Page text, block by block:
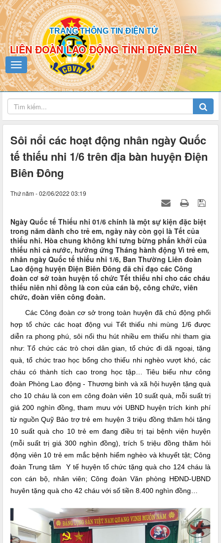
TRANG THÔNG TIN ĐIỆN TỬ
LIÊN ĐOÀN LAO ĐỘNG TỈNH ĐIỆN BIÊN
Sôi nổi các hoạt động nhân ngày Quốc
tế thiếu nhi 1/6 trên địa bàn huyện Điện
Biên Đông
Thứ năm - 02/06/2022 03:19
Ngày Quốc tế Thiếu nhi 01/6 chính là một sự kiện đặc biệt
trong năm dành cho trẻ em, ngày này còn gọi là Tết của
thiếu nhi. Hòa chung không khí tưng bừng phấn khởi của
thiếu nhi cả nước, hưởng ứng Tháng hành động Vì trẻ em,
nhân ngày Quốc tế thiếu nhi 1/6, Ban Thường Liên đoàn
Lao động huyện Điện Biên Đông đã chỉ đạo các Công
đoàn cơ sở toàn huyện tổ chức Tết thiếu nhi cho các cháu
thiếu niên nhi đồng là con của cán bộ, công chức, viên
chức, đoàn viên công đoàn.
Các Công đoàn cơ sở trong toàn huyện đã chủ động phối
hợp tổ chức các hoạt động vui Tết thiếu nhi mùng 1/6 được
diễn ra phong phú, sôi nổi thu hút nhiều em thiếu nhi tham gia
như: Tổ chức các trò chơi dân gian, tổ chức đi dã ngoại, tặng
quà, tổ chức trao học bổng cho thiếu nhi nghèo vượt khó, các
cháu có thành tích cao trong học tập… Tiêu biểu như công
đoàn Phòng Lao động - Thương binh và xã hội huyện tặng quà
cho 10 cháu là con em công đoàn viên 10 suất quà, mỗi suất trị
giá 200 nghìn đồng, tham mưu với UBND huyện trích kinh phí
từ nguồn Quỹ Bảo trợ trẻ em huyện 3 triệu đồng thăm hỏi tặng
10 suất quà cho 10 trẻ em đang điều trị tại bệnh viện huyện
(mỗi suất trị giá 300 nghìn đồng), trích 5 triệu đồng thăm hỏi
động viên 10 trẻ em mắc bệnh hiểm nghèo và khuyết tật; Công
đoàn Trung tâm Y tế huyện tổ chức tặng quà cho 124 cháu là
con cán bộ, nhân viên; Công đoàn Văn phòng HĐND-UBND
huyên tặng quà cho 42 cháu với số tiền 8.400 nghìn đồng…